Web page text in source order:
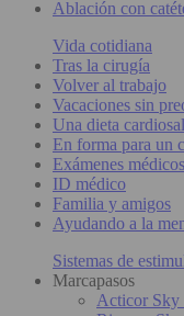
Ablación con
Vida cotidiana
Tras la cirugía
Volver al trabajo
Vacaciones sin
Una dieta
En forma para un
Exámenes médicos
ID médico
Familia y amigos
Ayudando a la
Sistemas de
Marcapasos
Acticor